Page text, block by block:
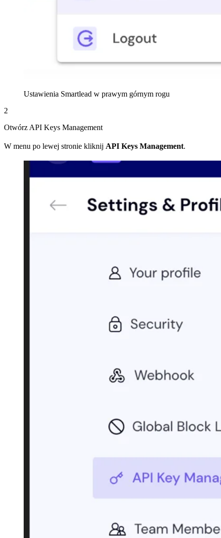
Ustawienia Smartlead w prawym górnym rogu
2
Otwórz API Keys Management
W menu po lewej stronie kliknij API Keys Management.